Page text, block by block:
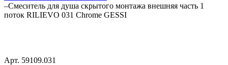
–Смеситель для душа скрытого монтажа внешняя часть 1
поток RILIEVO 031 Chrome GESSI
Арт. 59109.031